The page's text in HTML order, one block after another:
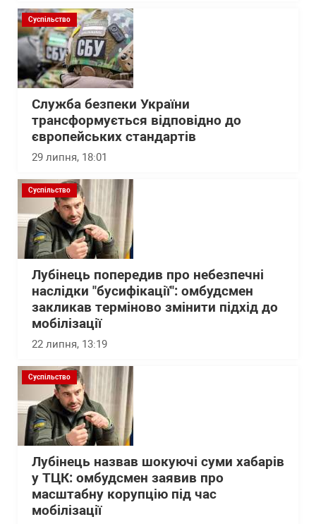
Суспільство
Служба безпеки України
трансформується відповідно до
європейських стандартів
29 липня, 18:01
Суспільство
Лубінець попередив про небезпечні
наслідки "бусифікації": омбудсмен
закликав терміново змінити підхід до
мобілізації
22 липня, 13:19
Суспільство
Лубінець назвав шокуючі суми хабарів
у ТЦК: омбудсмен заявив про
масштабну корупцію під час
мобілізації